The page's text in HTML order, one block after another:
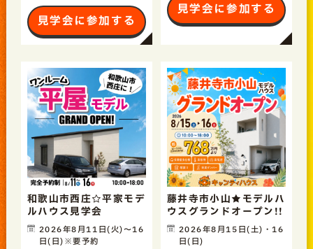
見学会に参加する
見学会に参加する
和歌山市西庄☆平家モデ
ルハウス見学会
2026年8月11日(火)〜16
日(日)※要予約
藤井寺市小山★モデルハ
ウスグランドオープン!!
2026年8月15日(土)・16
日(日)